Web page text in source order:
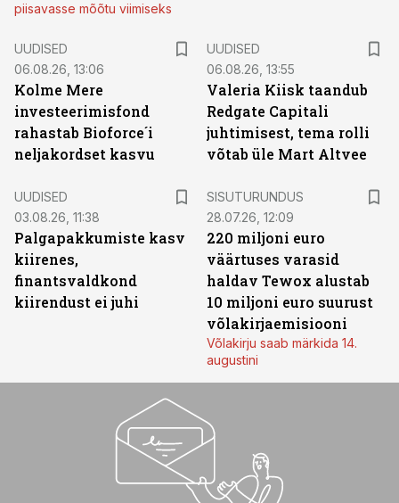
piisavasse mõõtu viimiseks
UUDISED
06.08.26, 13:06
Kolme Mere
investeerimisfond
rahastab Bioforce´i
neljakordset kasvu
UUDISED
06.08.26, 13:55
Valeria Kiisk taandub
Redgate Capitali
juhtimisest, tema rolli
võtab üle Mart Altvee
UUDISED
03.08.26, 11:38
Palgapakkumiste kasv
kiirenes,
finantsvaldkond
kiirendust ei juhi
SISUTURUNDUS
28.07.26, 12:09
220 miljoni euro
väärtuses varasid
haldav Tewox alustab
10 miljoni euro suurust
võlakirjaemisiooni
Võlakirju saab märkida 14.
augustini